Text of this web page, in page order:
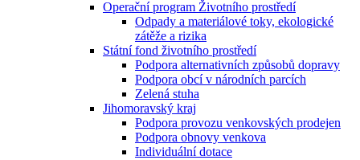
Operační program Životního prostředí
Odpady a materiálové toky, ekologické
zátěže a rizika
Státní fond životního prostředí
Podpora alternativních způsobů dopravy
Podpora obcí v národních parcích
Zelená stuha
Jihomoravský kraj
Podpora provozu venkovských prodejen
Podpora obnovy venkova
Individuální dotace